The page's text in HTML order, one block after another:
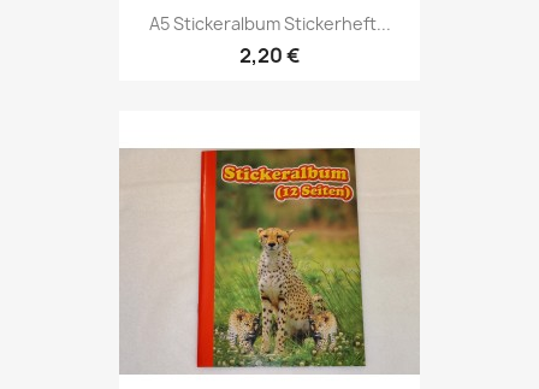
A5 Stickeralbum Stickerheft...
2,20 €